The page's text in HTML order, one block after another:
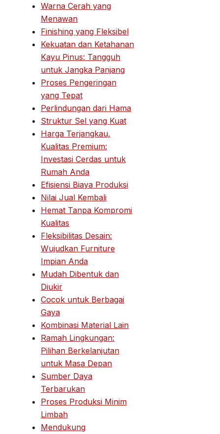
Warna Cerah yang
Menawan
Finishing yang Fleksibel
Kekuatan dan Ketahanan
Kayu Pinus: Tangguh
untuk Jangka Panjang
Proses Pengeringan
yang Tepat
Perlindungan dari Hama
Struktur Sel yang Kuat
Harga Terjangkau,
Kualitas Premium:
Investasi Cerdas untuk
Rumah Anda
Efisiensi Biaya Produksi
Nilai Jual Kembali
Hemat Tanpa Kompromi
Kualitas
Fleksibilitas Desain:
Wujudkan Furniture
Impian Anda
Mudah Dibentuk dan
Diukir
Cocok untuk Berbagai
Gaya
Kombinasi Material Lain
Ramah Lingkungan:
Pilihan Berkelanjutan
untuk Masa Depan
Sumber Daya
Terbarukan
Proses Produksi Minim
Limbah
Mendukung